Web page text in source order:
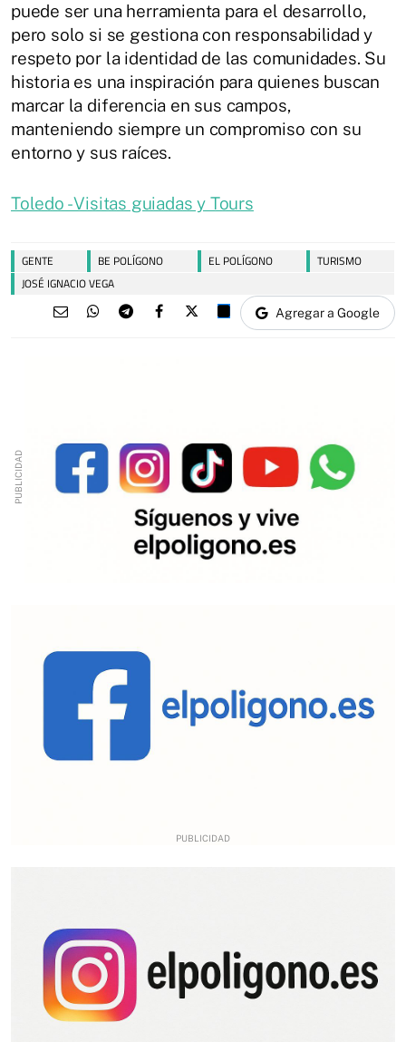
puede ser una herramienta para el desarrollo,
pero solo si se gestiona con responsabilidad y
respeto por la identidad de las comunidades. Su
historia es una inspiración para quienes buscan
marcar la diferencia en sus campos,
manteniendo siempre un compromiso con su
entorno y sus raíces.
Toledo - Visitas guiadas y Tours
GENTE BE POLÍGONO EL POLÍGONO
TURISMO
JOSÉ IGNACIO VEGA
Agregar a Google